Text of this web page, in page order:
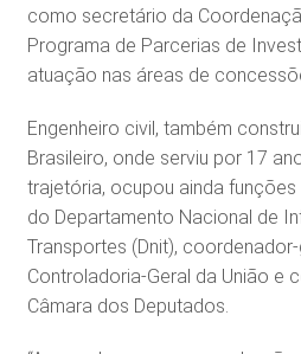
como secretário da
Programa de Parcerias de
atuação nas áreas de
Engenheiro civil, também
Brasileiro, onde serviu por 17
trajetória, ocupou ainda
do Departamento Nacional de
Transportes (Dnit),
Controladoria-Geral da União e
Câmara dos Deputados.